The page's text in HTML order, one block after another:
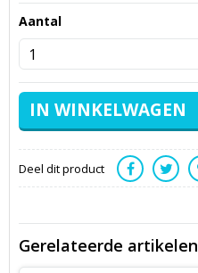
Aantal
Deel dit product
Gerelateerde artikelen